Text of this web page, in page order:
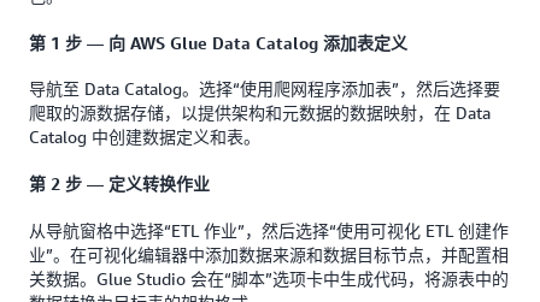
第 1 步 — 向 AWS Glue Data Catalog 添加表定义
导航至 Data Catalog。选择“使用爬网程序添加表”，然后选择要
爬取的源数据存储，以提供架构和元数据的数据映射，在 Data
Catalog 中创建数据定义和表。
第 2 步 — 定义转换作业
从导航窗格中选择“ETL 作业”，然后选择“使用可视化 ETL 创建作
业”。在可视化编辑器中添加数据来源和数据目标节点，并配置相
关数据。Glue Studio 会在“脚本”选项卡中生成代码，将源表中的